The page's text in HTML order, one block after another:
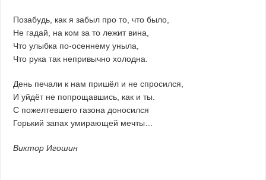
Позабудь, как я забыл про то, что было,
Не гадай, на ком за то лежит вина,
Что улыбка по-осеннему уныла,
Что рука так непривычно холодна.
День печали к нам пришёл и не спросился,
И уйдёт не попрощавшись, как и ты.
С пожелтевшего газона доносился
Горький запах умирающей мечты…
Виктор Игошин